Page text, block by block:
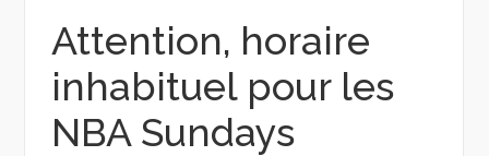
Attention, horaire
inhabituel pour les
NBA Sundays